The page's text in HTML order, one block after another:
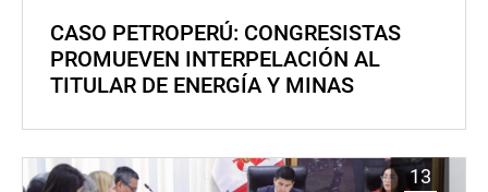
CASO PETROPERÚ: CONGRESISTAS
PROMUEVEN INTERPELACIÓN AL
TITULAR DE ENERGÍA Y MINAS
13